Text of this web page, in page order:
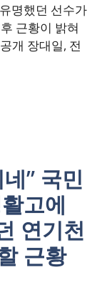
명했던 선수가
근황이 밝혀
개 장대일, 전
” 국민
고에
연기천
근황